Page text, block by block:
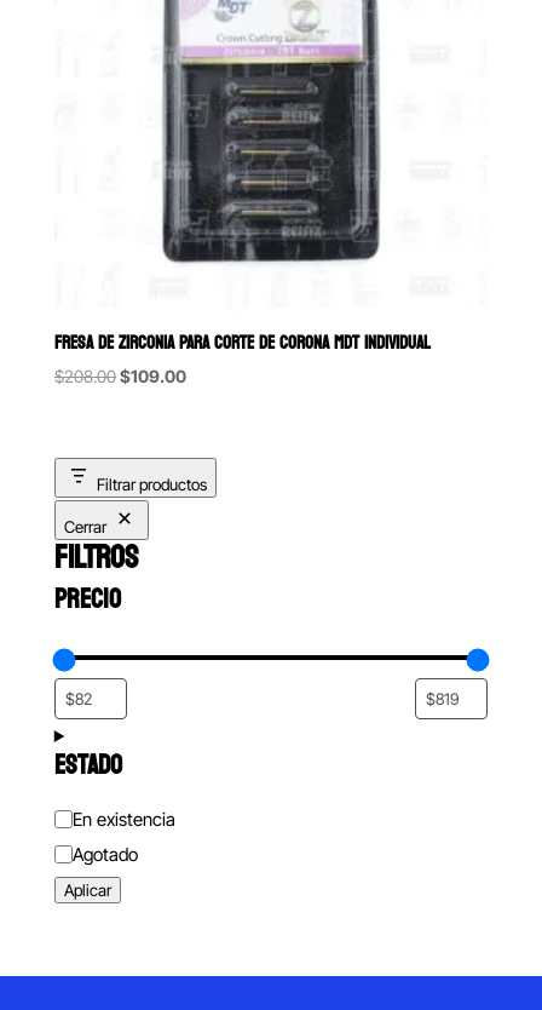
FRESA DE ZIRCONIA PARA CORTE DE CORONA MDT INDIVIDUAL
$208.00Original
$208.00.
$109.00Current
$109.00.
Filtrar productos
Cerrar
FILTROS
PRECIO
ESTADO
Estado
En existencia
Agotado
Aplicar